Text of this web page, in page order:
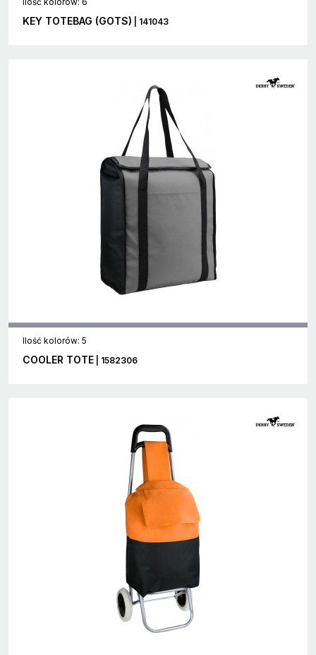
KEY TOTEBAG (GOTS) | 141043
Ilość kolorów: 5
COOLER TOTE | 1582306